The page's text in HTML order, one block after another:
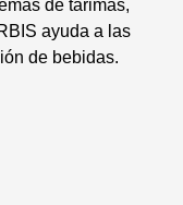
de tarimas,
ayuda a las
de bebidas.